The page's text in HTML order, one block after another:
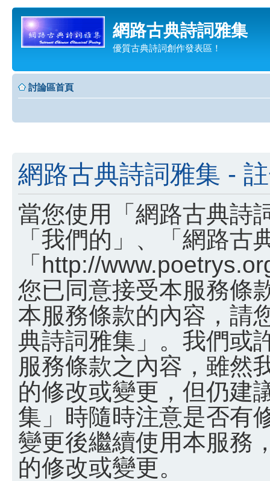
網路古典詩詞雅集
優質古典詩詞創作發表區！
討論區首頁
網路古典詩詞雅集 -
當您使用「網路古典詩
「我們的」、「網路古
「http://
您已同意接受本服務條
本服務條款的內容，請
典詩詞雅集」。我們或
服務條款之內容，雖然
的修改或變更，但仍建
集」時隨時注意是否有
變更後繼續使用本服務
的修改或變更。